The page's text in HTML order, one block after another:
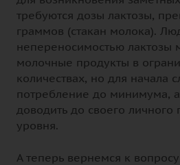
требуются дозы лактозы,
граммов (стакан молока).
непереносимостью лактозы
молочные продукты в
количествах, но для начала
потребление до минимума,
доводить до своего личного
уровня.
А теперь вернемся к